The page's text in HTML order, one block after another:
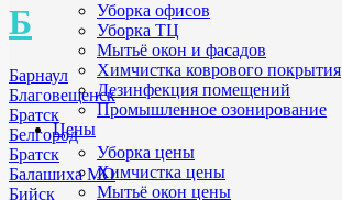
Б
Барнаул
Благовещенск
Братск
Белгород
Братск
Балашиха МО
Бийск
Уборка офисов
Уборка ТЦ
Мытьё окон и фасадов
Химчистка коврового покрытия
Дезинфекция помещений
Промышленное озонирование
Цены
Уборка цены
Химчистка цены
Мытьё окон цены